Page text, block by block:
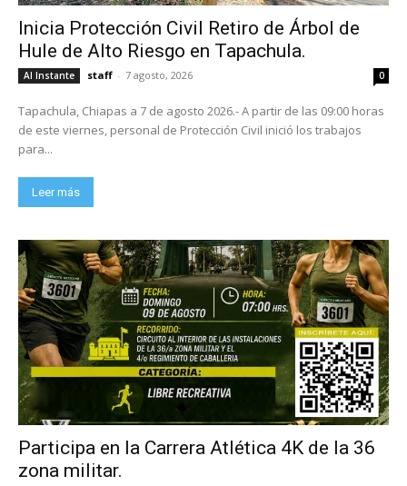
Inicia Protección Civil Retiro de Árbol de
Hule de Alto Riesgo en Tapachula.
Al Instante staff - 7 agosto, 2026 0
Tapachula, Chiapas a 7 de agosto 2026.- A partir de las 09:00 horas
de este viernes, personal de Protección Civil inició los trabajos
para...
Leer más
Participa en la Carrera Atlética 4K de la 36
zona militar.